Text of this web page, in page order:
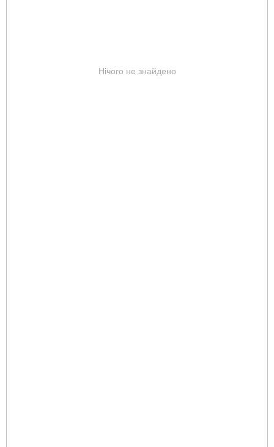
Нічого не знайдено